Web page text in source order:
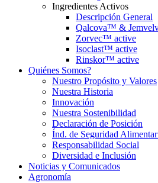
Ingredientes Activos
Descripción General
Qalcova™ &
Zorvec™ active
Isoclast™ active
Rinskor™ active
Quiénes Somos?
Nuestro Propósito y Valores
Nuestra Historia
Innovación
Nuestra Sostenibilidad
Declaración de Posición
Índ. de Seguridad
Responsabilidad Social
Diversidad e Inclusión
Noticias y Comunicados
Agronomía